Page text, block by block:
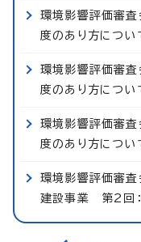
環境影響評価審査
度のあり方につ
環境影響評価審査
度のあり方につ
環境影響評価審査
度のあり方につ
環境影響評価審査
建設事業 第2回